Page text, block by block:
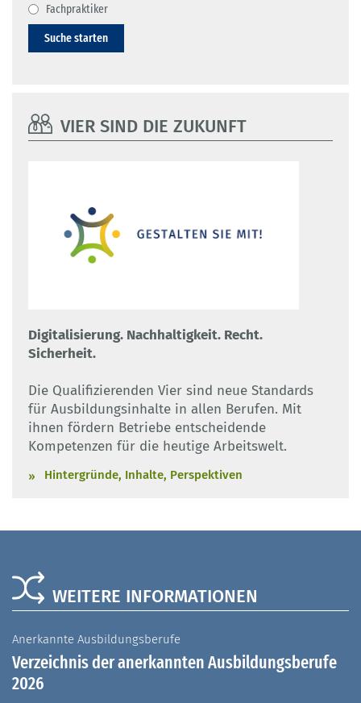
Fachpraktiker
Suche starten
VIER SIND DIE ZUKUNFT
Digitalisierung. Nachhaltigkeit. Recht.
Sicherheit.
Die Qualifizierenden Vier sind neue Standards
für Ausbildungsinhalte in allen Berufen. Mit
ihnen fördern Betriebe entscheidende
Kompetenzen für die heutige Arbeitswelt.
Hintergründe, Inhalte, Perspektiven
WEITERE INFORMATIONEN
Anerkannte Ausbildungsberufe
Verzeichnis der anerkannten Ausbildungsberufe
2026